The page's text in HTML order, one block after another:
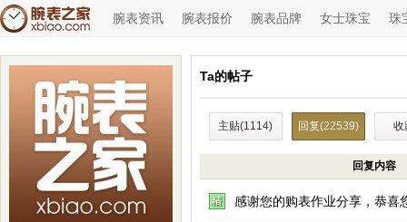
腕表资讯 腕表报价 腕表品牌 女士珠宝 珠
Ta的帖子
主贴(1114) 回复(22539) 收
回复内容
感谢您的购表作业分享，恭喜